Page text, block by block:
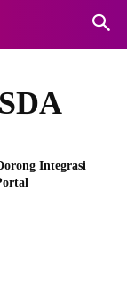
Integrasi